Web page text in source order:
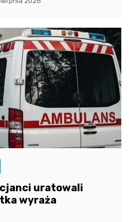
uratowali
wyraża